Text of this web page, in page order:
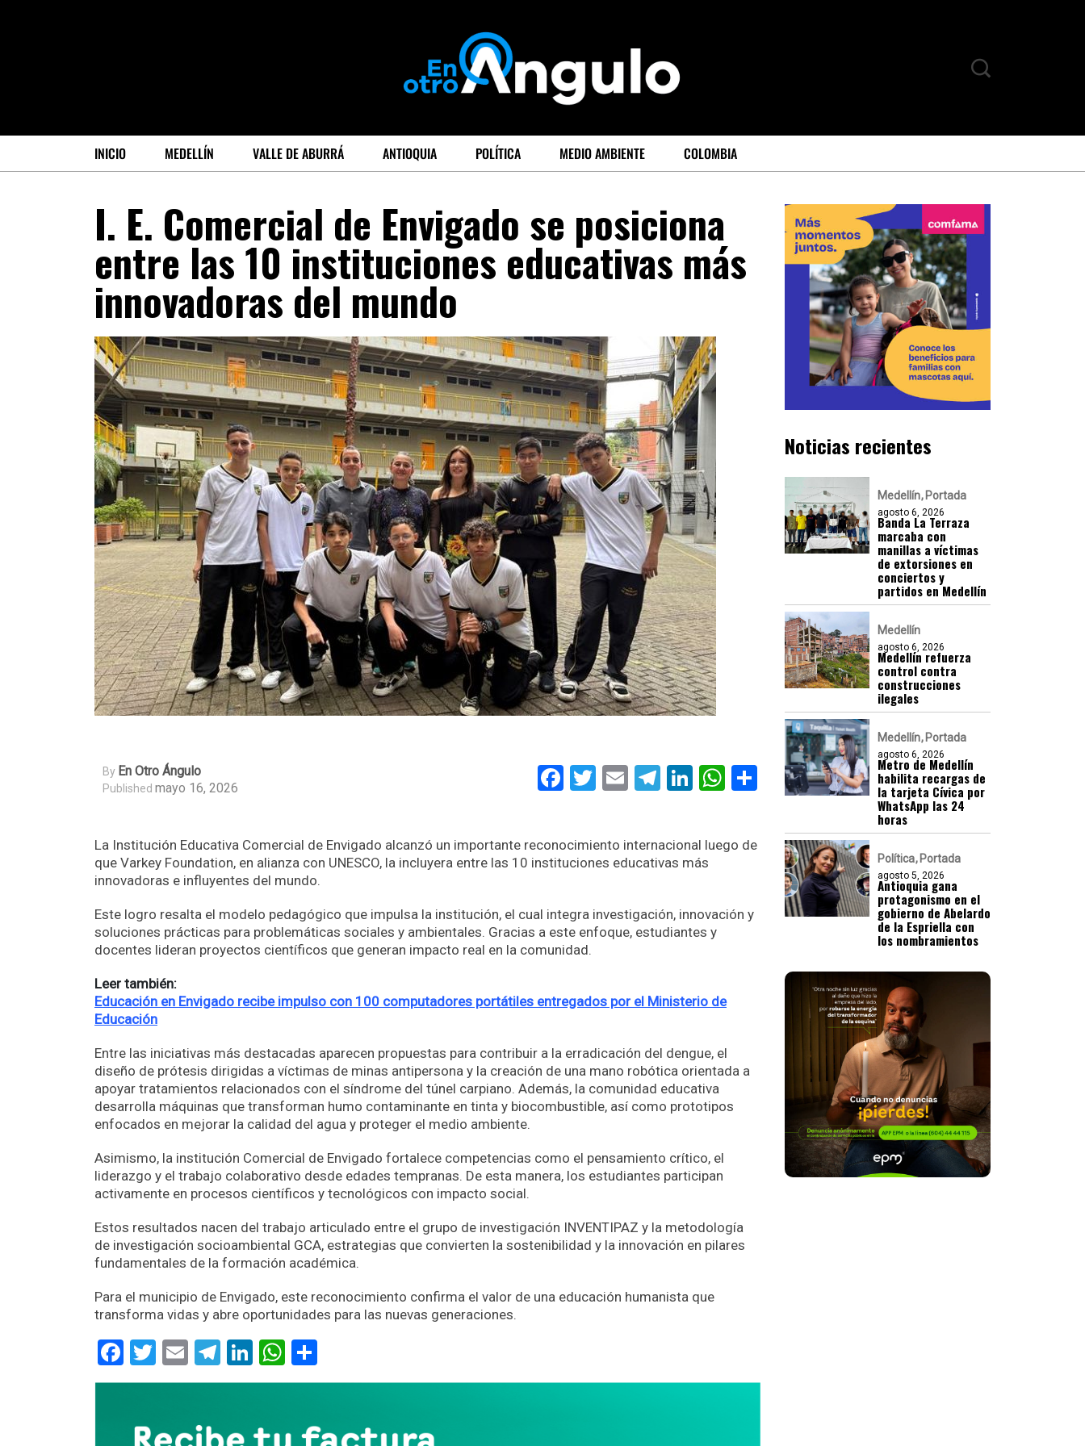
INICIO MEDELLÍN VALLE DE ABURRÁ ANTIOQUIA POLÍTICA MEDIO AMBIENTE COLOMBIA
I. E. Comercial de Envigado se posiciona
entre las 10 instituciones educativas más
innovadoras del mundo
By En Otro Ángulo
Published mayo 16, 2026 Facebook
Twitter
EmailTelegram
LinkedIn
WhatsApp
Compartir
La Institución Educativa Comercial de Envigado alcanzó un importante reconocimiento internacional luego de
que Varkey Foundation, en alianza con UNESCO, la incluyera entre las 10 instituciones educativas más
innovadoras e influyentes del mundo.
Este logro resalta el modelo pedagógico que impulsa la institución, el cual integra investigación, innovación y
soluciones prácticas para problemáticas sociales y ambientales. Gracias a este enfoque, estudiantes y
docentes lideran proyectos científicos que generan impacto real en la comunidad.
Leer también:
Educación en Envigado recibe impulso con 100 computadores portátiles entregados por el Ministerio de
Educación
Entre las iniciativas más destacadas aparecen propuestas para contribuir a la erradicación del dengue, el
diseño de prótesis dirigidas a víctimas de minas antipersona y la creación de una mano robótica orientada a
apoyar tratamientos relacionados con el síndrome del túnel carpiano. Además, la comunidad educativa
desarrolla máquinas que transforman humo contaminante en tinta y biocombustible, así como prototipos
enfocados en mejorar la calidad del agua y proteger el medio ambiente.
Asimismo, la institución Comercial de Envigado fortalece competencias como el pensamiento crítico, el
liderazgo y el trabajo colaborativo desde edades tempranas. De esta manera, los estudiantes participan
activamente en procesos científicos y tecnológicos con impacto social.
Estos resultados nacen del trabajo articulado entre el grupo de investigación INVENTIPAZ y la metodología
de investigación socioambiental GCA, estrategias que convierten la sostenibilidad y la innovación en pilares
fundamentales de la formación académica.
Para el municipio de Envigado, este reconocimiento confirma el valor de una educación humanista que
transforma vidas y abre oportunidades para las nuevas generaciones.
Facebook
Twitter
EmailTelegram
LinkedIn
WhatsApp
Noticias recientes
Medellín Portada
agosto 6, 2026
Banda La Terraza
marcaba con
manillas a víctimas
de extorsiones en
conciertos y
partidos en Medellín
Medellín
agosto 6, 2026
Medellín refuerza
control contra
construcciones
ilegales
Medellín Portada
agosto 6, 2026
Metro de Medellín
habilita recargas de
la tarjeta Cívica por
WhatsApp las 24
horas
Política Portada
agosto 5, 2026
Antioquia gana
protagonismo en el
gobierno de Abelardo
de la Espriella con
los nombramientos